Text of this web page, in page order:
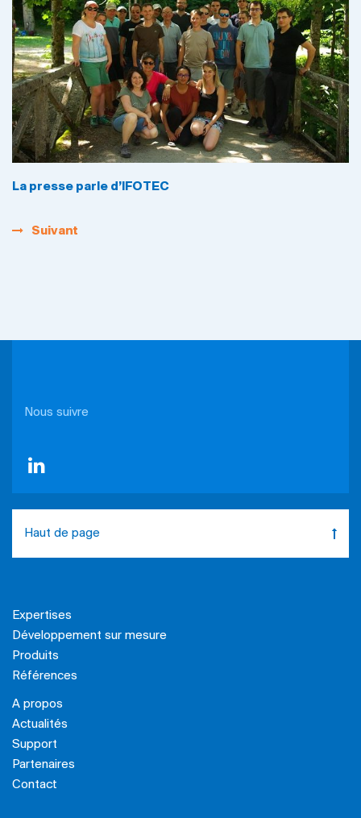
La presse parle d’IFOTEC
Suivant
Nous suivre
Haut de page
Expertises
Développement sur mesure
Produits
Références
A propos
Actualités
Support
Partenaires
Contact